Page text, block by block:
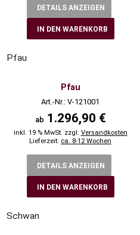
DETAILS ANZEIGEN
IN DEN WARENKORB
Pfau
Pfau
Art.-Nr.: V-121001
ab 1.296,90 €
inkl. 19 % MwSt. zzgl. Versandkosten
Lieferzeit: ca. 8-12 Wochen
DETAILS ANZEIGEN
IN DEN WARENKORB
Schwan